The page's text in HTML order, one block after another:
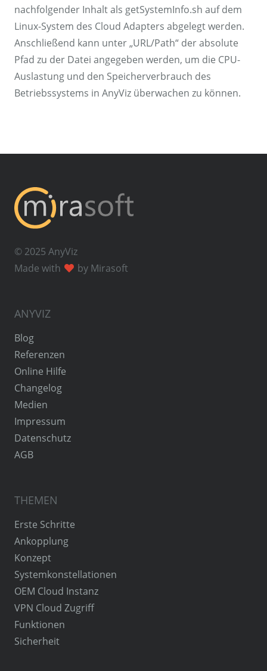
nachfolgender Inhalt als getSystemInfo.sh auf dem
Linux-System des Cloud Adapters abgelegt werden.
Anschließend kann unter „URL/Path“ der absolute
Pfad zu der Datei angegeben werden, um die CPU-
Auslastung und den Speicherverbrauch des
Betriebssystems in AnyViz überwachen zu können.
© 2025 AnyViz
Made with
by Mirasoft
ANYVIZ
Blog
Referenzen
Online Hilfe
Changelog
Medien
Impressum
Datenschutz
AGB
THEMEN
Erste Schritte
Ankopplung
Konzept
Systemkonstellationen
OEM Cloud Instanz
VPN Cloud Zugriff
Funktionen
Sicherheit